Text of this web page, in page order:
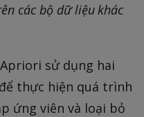
các bộ dữ liệu khác
sử dụng hai
thực hiện quá trình
ứng viên và loại bỏ